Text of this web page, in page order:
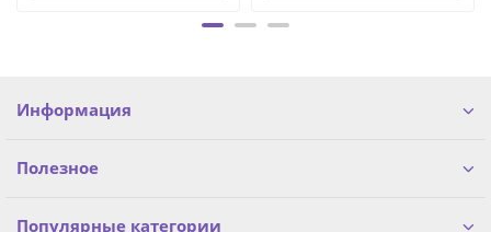
Информация
Полезное
Популярные категории